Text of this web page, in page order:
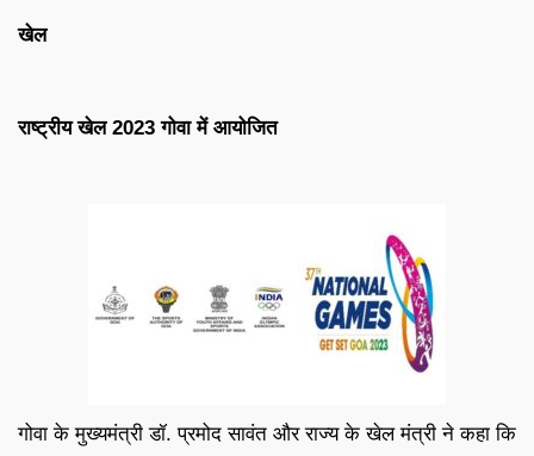
खेल
राष्ट्रीय खेल 2023 गोवा में आयोजित
गोवा के मुख्यमंत्री डॉ. प्रमोद सावंत और राज्य के खेल मंत्री ने कहा कि